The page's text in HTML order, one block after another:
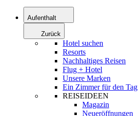
Aufenthalt
Zurück
Hotel suchen
Resorts
Nachhaltiges Reisen
Flug + Hotel
Unsere Marken
Ein Zimmer für den Tag
REISEIDEEN
Magazin
Neueröffnungen